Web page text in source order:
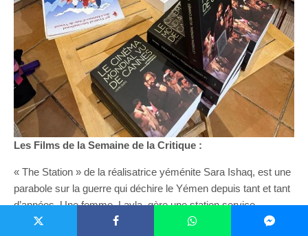
Les Films de la Semaine de la Critique :
« The Station » de la réalisatrice yéménite Sara Ishaq, est une
parabole sur la guerre qui déchire le Yémen depuis tant et tant
d’années. Une femme, Layla, gère une station service
exclusivement réservée aux femmes où les armes sont